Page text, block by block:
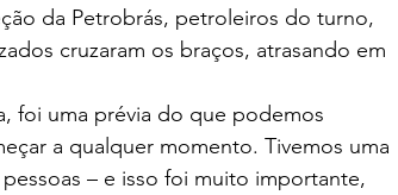
da Petrobrás, petroleiros do turno,
cruzaram os braços, atrasando em
foi uma prévia do que podemos
a qualquer momento. Tivemos uma
– e isso foi muito importante,